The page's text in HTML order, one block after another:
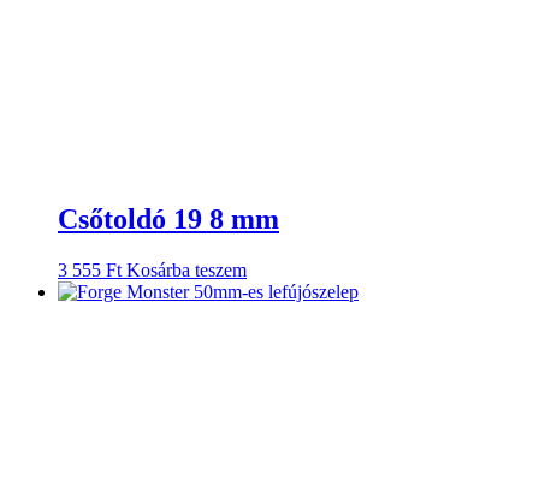
Csőtoldó 19 8 mm
3 555 Ft Kosárba teszem